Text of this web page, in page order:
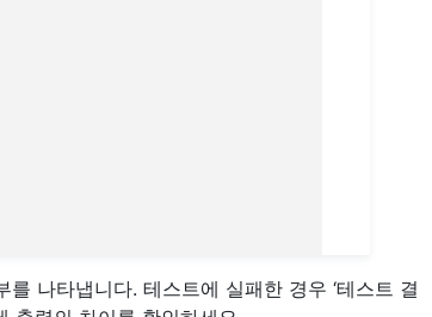
나타냅니다. 테스트에 실패한 경우 ‘테스트 결